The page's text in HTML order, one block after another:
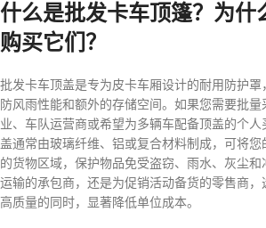
什么是批发卡车顶篷？为什
购买它们？
批发卡车顶盖是专为皮卡车厢设计的耐用防护罩
防风雨性能和额外的存储空间。如果您需要批
业、车队运营商或希望为多辆车配备顶盖的个
盖通常由玻璃纤维、铝或复合材料制成，可将
的货物区域，保护物品免受盗窃、雨水、灰尘
运输的承包商，还是为促销活动备货的零售商
高质量的同时，显著降低单位成本。